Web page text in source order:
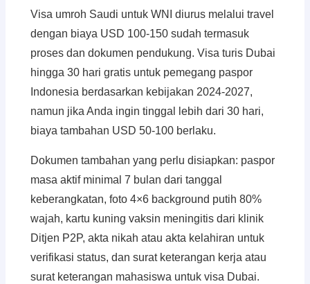
Visa umroh Saudi untuk WNI diurus melalui travel
dengan biaya USD 100-150 sudah termasuk
proses dan dokumen pendukung. Visa turis Dubai
hingga 30 hari gratis untuk pemegang paspor
Indonesia berdasarkan kebijakan 2024-2027,
namun jika Anda ingin tinggal lebih dari 30 hari,
biaya tambahan USD 50-100 berlaku.
Dokumen tambahan yang perlu disiapkan: paspor
masa aktif minimal 7 bulan dari tanggal
keberangkatan, foto 4×6 background putih 80%
wajah, kartu kuning vaksin meningitis dari klinik
Ditjen P2P, akta nikah atau akta kelahiran untuk
verifikasi status, dan surat keterangan kerja atau
surat keterangan mahasiswa untuk visa Dubai.